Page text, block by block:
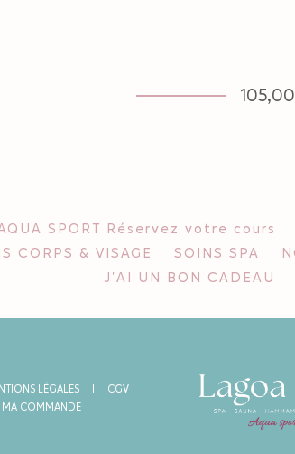
SPORT Réservez votre cours
CORPS & VISAGE SOINS SPA
J'AI UN BON CADEAU
LÉGALES
CGV
MA COMMANDE